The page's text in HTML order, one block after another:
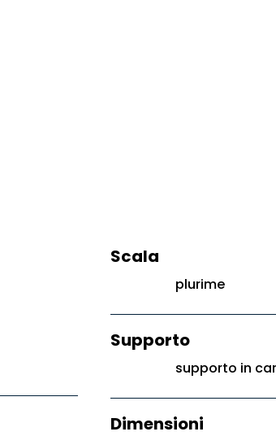
Scala
plurime
Supporto
supporto in
Dimensioni